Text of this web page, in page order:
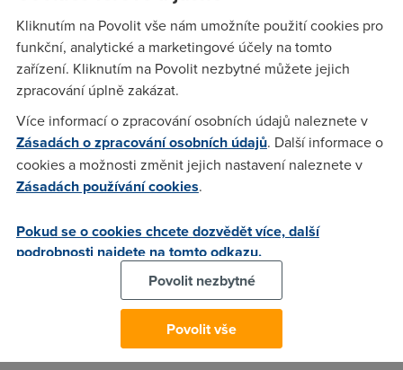
stahování? Mám CRa a průměr tak 55KB/s
Zajda(7.9.2004 09:19:07)
No tezko date vyssi rychlost. 55KB/s je blizko maxima. Navic
bitstream 512kbps je natvrdo nastaven uz na DSLAMu tak se
pres tuto hranici se nedostanete. Download Akcelerator
prichazi v uvahu kdyz vam rychlost klesla z duvodu zateze
agregacniho bodu.Doporucuji ale nepouzivat.Provideri to
Pro zákazníky
Kliknutím na Povolit vše nám umožníte použití cookies pro
funkční, analytické a marketingové účely na tomto
zařízení. Kliknutím na Povolit nezbytné můžete jejich
zpracování úplně zakázat.
Více informací o zpracování osobních údajů naleznete v
Zásadách o zpracování osobních údajů. Další informace o
cookies a možnosti změnit jejich nastavení naleznete v
Zásadách používání cookies.
Pokud se o cookies chcete dozvědět více, další
podrobnosti najdete na tomto odkazu.
Povolit nezbytné
Povolit vše